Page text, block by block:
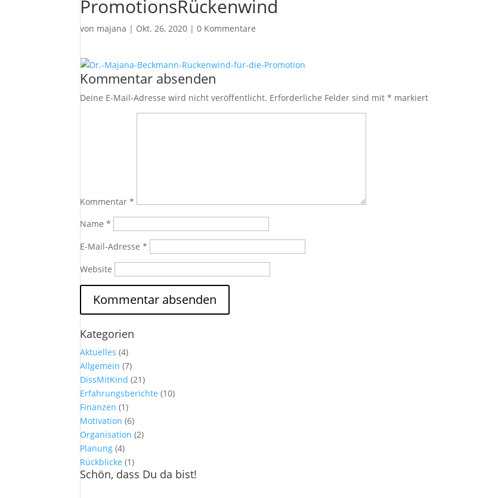
PromotionsRückenwind
von majana | Okt. 26, 2020 |0 Kommentare
Kommentar absenden
Deine E-Mail-Adresse wird nicht veröffentlicht. Erforderliche Felder sind mit* markiert
Kommentar*
Name*
E-Mail-Adresse*
Website
Kategorien
Aktuelles (4)
Allgemein (7)
DissMitKind (21)
Erfahrungsberichte (10)
Finanzen (1)
Motivation (6)
Organisation (2)
Planung (4)
Rückblicke (1)
Schön, dass Du da bist!